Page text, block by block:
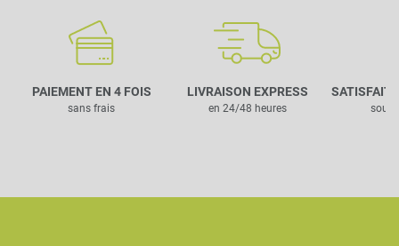
PAIEMENT EN 4 FOIS
sans frais
LIVRAISON EXPRESS
en 24/48 heures
SATISFAIT
sous